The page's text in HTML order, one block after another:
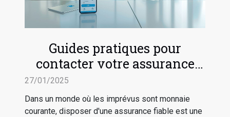
Guides pratiques pour
contacter votre assurance
par divers moyens
27/01/2025
Dans un monde où les imprévus sont monnaie
courante, disposer d'une assurance fiable est une